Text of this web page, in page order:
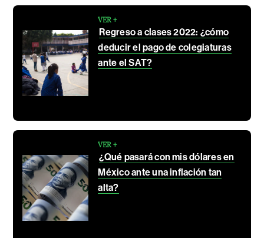
VER +
Regreso a clases 2022: ¿cómo
deducir el pago de colegiaturas
ante el SAT?
VER +
¿Qué pasará con mis dólares en
México ante una inflación tan
alta?